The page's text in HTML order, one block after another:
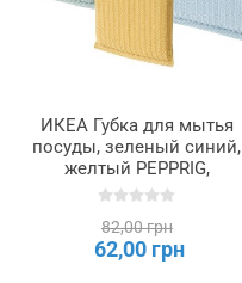
ИКЕА Губка для мытья
посуды, зеленый синий,
желтый PEPPRIG,
705.676.50
82,00 грн
62,00 грн